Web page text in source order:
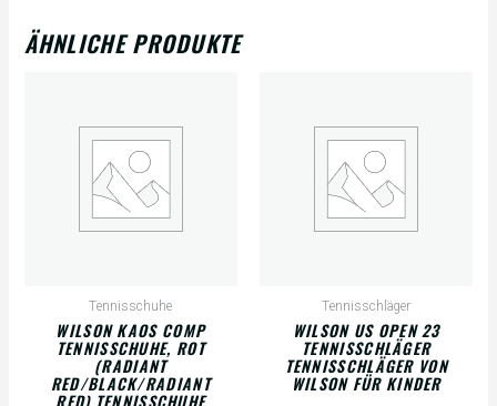
ÄHNLICHE PRODUKTE
Tennisschuhe
WILSON KAOS COMP
TENNISSCHUHE, ROT
(RADIANT
RED/BLACK/RADIANT
RED) TENNISSCHUHE
Tennisschläger
WILSON US OPEN 23
TENNISSCHLÄGER
TENNISSCHLÄGER VON
WILSON FÜR KINDER